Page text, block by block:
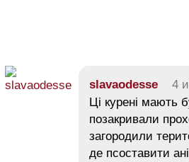
slavaodesse 4
Ці курені мають
позакривали
загородили
де псоставити